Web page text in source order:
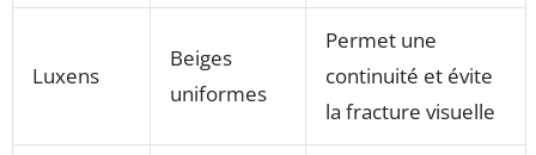
Luxens
Beiges
uniformes
Permet une
continuité et évite
la fracture visuelle